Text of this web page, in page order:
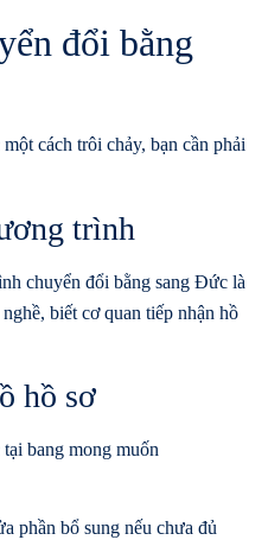
đổi bằng
một cách trôi chảy, bạn cần phải
trình
chuyển đổi bằng sang Đức là
biết cơ quan tiếp nhận hồ
hồ sơ
bang mong muốn
phần bổ sung nếu chưa đủ